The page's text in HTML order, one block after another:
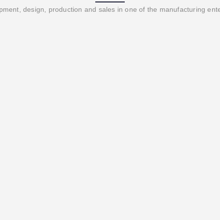
design, production and sales in one of the manufacturing